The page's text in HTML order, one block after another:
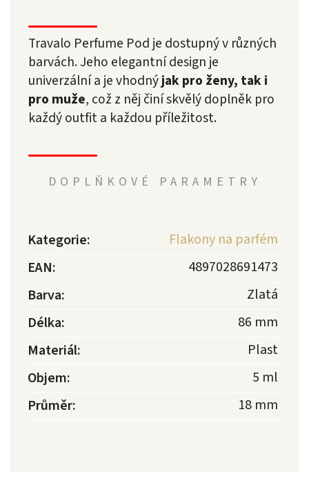
Travalo Perfume Pod je dostupný v různých
barvách. Jeho elegantní design je
univerzální a je vhodnýjak pro ženy, tak i
pro muže, což z něj činí skvělý doplněk pro
každý outfit a každou příležitost.
DOPLŇKOVÉ PARAMETRY
Kategorie:
Flakony na parfém
EAN:
4897028691473
Barva:
Zlatá
Délka:
86 mm
Materiál:
Plast
Objem:
5 ml
Průměr: 18 mm